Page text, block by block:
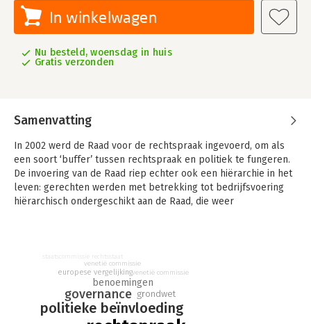
In winkelwagen
Nu besteld, woensdag in huis
Gratis verzonden
Samenvatting
In 2002 werd de Raad voor de rechtspraak ingevoerd, om als
een soort ‘buffer’ tussen rechtspraak en politiek te fungeren.
De invoering van de Raad riep echter ook een hiërarchie in het
leven: gerechten werden met betrekking tot bedrijfsvoering
hiërarchisch ondergeschikt aan de Raad, die weer
rechterlijke onafhankelijkheid. Kreeg de politiek via de
bedrijfsvoering niet te veel in de melk te brokkelen van de
Hoe staat de onafhankelijkheid van de rechtspraak er nu, een
politieke beïnvloeding
governance
benoemingen
grondwet
europese vergelijking
venetië commissie
venetië commissie
staatscommissie rechtsstaat